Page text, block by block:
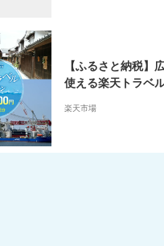
【ふるさと納税】
使える楽天トラベ
楽天市場